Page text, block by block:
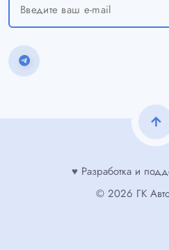
© 2026 ГК
arrow_upward
♥ Разработка и